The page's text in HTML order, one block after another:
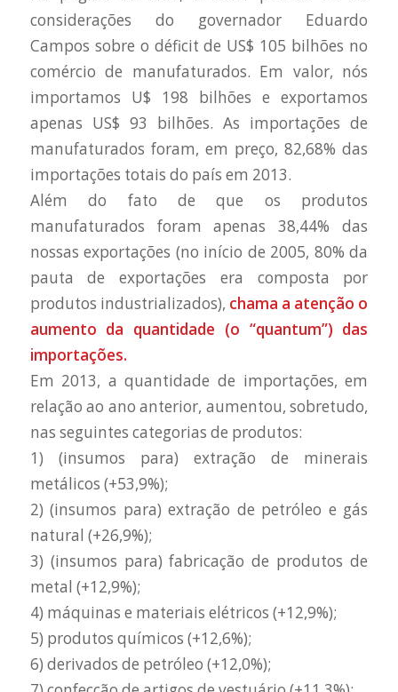
considerações do governador Eduardo
Campos sobre o déficit de US$ 105 bilhões no
comércio de manufaturados. Em valor, nós
importamos U$ 198 bilhões e exportamos
apenas US$ 93 bilhões. As importações de
manufaturados foram, em preço, 82,68% das
importações totais do país em 2013.
Além do fato de que os produtos
manufaturados foram apenas 38,44% das
nossas exportações (no início de 2005, 80% da
pauta de exportações era composta por
produtos industrializados), chama a atenção o
aumento da quantidade (o “quantum”) das
importações.
Em 2013, a quantidade de importações, em
relação ao ano anterior, aumentou, sobretudo,
nas seguintes categorias de produtos:
1) (insumos para) extração de minerais
metálicos (+53,9%);
2) (insumos para) extração de petróleo e gás
natural (+26,9%);
3) (insumos para) fabricação de produtos de
metal (+12,9%);
4) máquinas e materiais elétricos (+12,9%);
5) produtos químicos (+12,6%);
6) derivados de petróleo (+12,0%);